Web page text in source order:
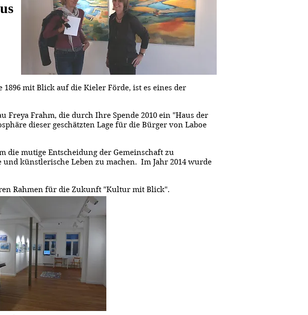
mit Blick auf die Kieler Förde, ist es eines der
Freya Frahm, die durch Ihre Spende 2010 ein "Haus der
dieser geschätzten Lage für die Bürger von Laboe
die mutige Entscheidung der Gemeinschaft zu
künstlerische Leben zu machen. Im Jahr 2014 wurde
Rahmen für die Zukunft "Kultur mit Blick".